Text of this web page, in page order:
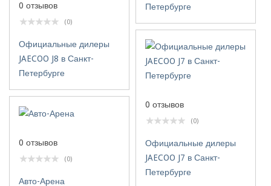
Петербурге
0 отзывов
(0)
Официальные дилеры
JAECOO J8 в Санкт-
Петербурге
0 отзывов
(0)
Официальные дилеры
JAECOO J7 в Санкт-
Петербурге
0 отзывов
(0)
Авто-Арена